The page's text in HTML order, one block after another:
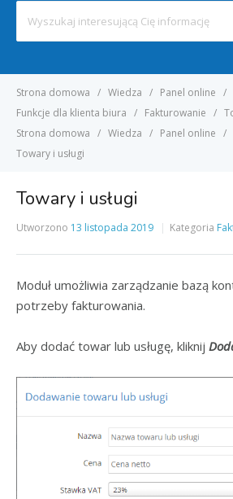
For
Strona domowa Wiedza
Panel online
Funkcje dla klienta biura
Fakturowanie
Strona domowa
Wiedza Panel online
Towary i usługi
Towary i usługi
Utworzono 13 listopada 2019 Kategoria
Moduł umożliwia zarządzanie bazą
potrzeby fakturowania.
Aby dodać towar lub usługę, kliknij